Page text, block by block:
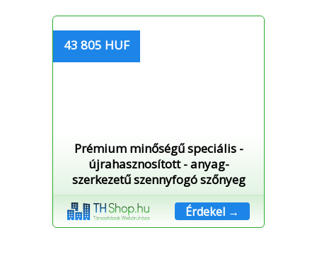
43 805 HUF
Prémium minőségű speciális -
újrahasznosított - anyag-
szerkezetű szennyfogó szőnyeg
Érdekel →